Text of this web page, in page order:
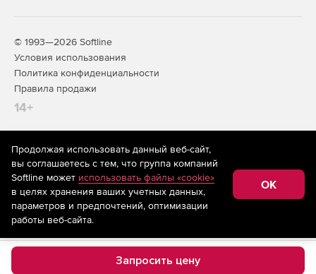
Запросить цену
© 1993—2026 Softline
Условия использования
Политика конфиденциальности
Правила продажи
14+
На информационном ресурсе store.softline.ru применяются
рекомендательные технологии(информационные технологии
предоставления информации на основе сбора,
систематизации и анализа сведений, относящихся к
предпочтениям пользователей сети «Интернет»,
находящихся на территории Российской Федерации)
Продолжая использовать данный веб-сайт,
вы соглашаетесь с тем, что группа компаний
Softline может использовать файлы «cookie»
в целях хранения ваших учетных данных,
параметров и предпочтений, оптимизации
работы веб-сайта.
OK